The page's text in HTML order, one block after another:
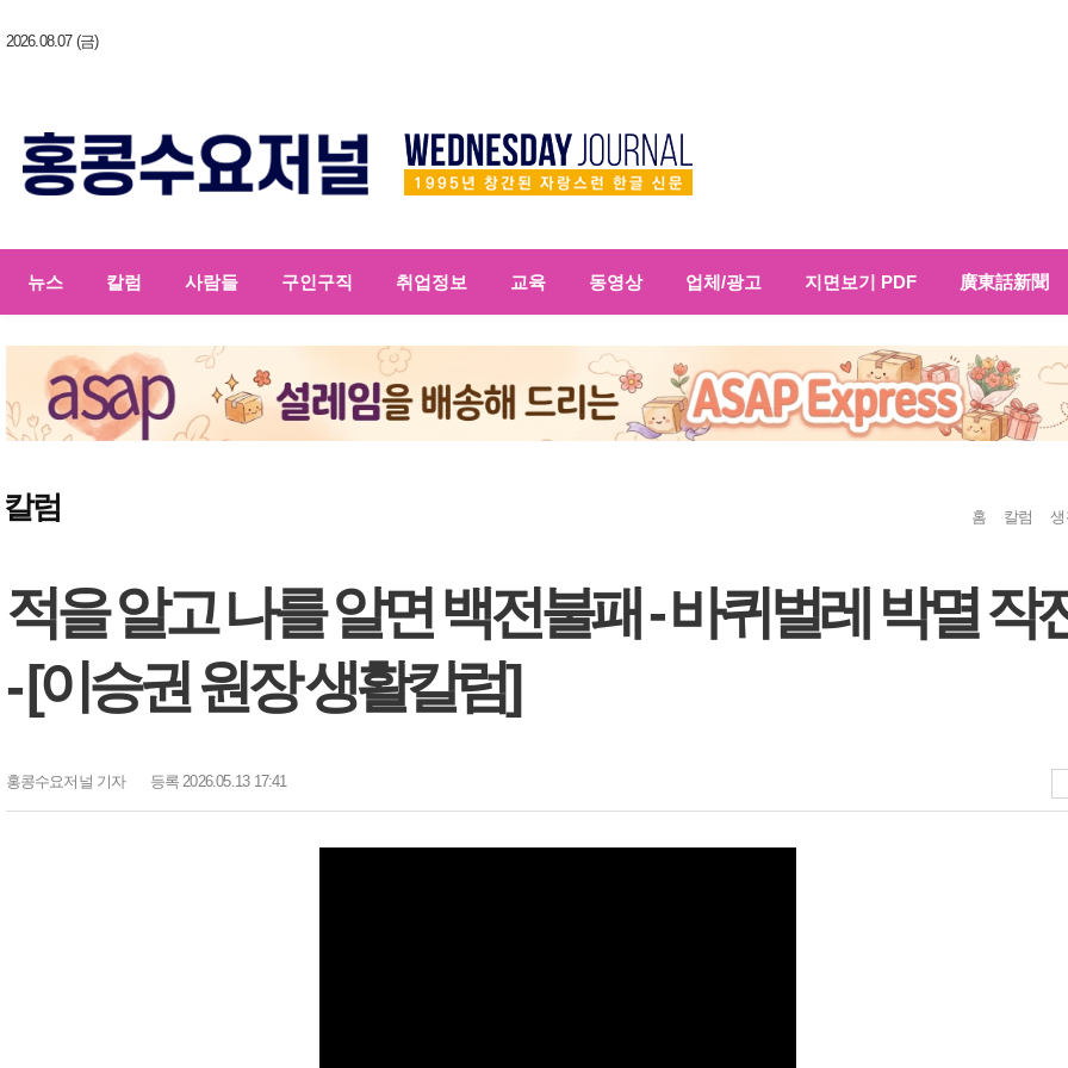
2026.08.07 (금)
뉴스 칼럼 사람들 구인구직 취업정보 교육 동영상 업체/광고 지면보기 PDF 廣東話新聞
칼럼 홈 칼럼 생
적을 알고 나를 알면 백전불패 - 바퀴벌레 박멸 작
- [이승권 원장 생활칼럼]
홍콩수요저널 기자 등록 2026.05.13 17:41